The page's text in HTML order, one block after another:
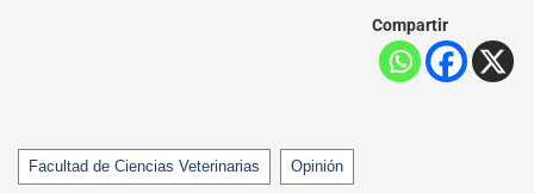
Compartir
Tags
Facultad de Ciencias Veterinarias Opinión